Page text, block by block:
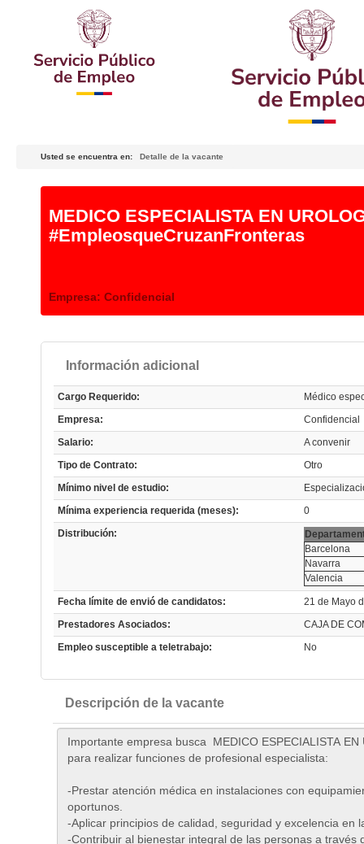
Usted se encuentra en: Detalle de la vacante
MEDICO ESPECIALISTA EN
#EmpleosqueCruzanFronteras
Empresa: Confidencial
Información adicional
Cargo Requerido:
Médico
Empresa:
Confidencial
Salario:
A convenir
Tipo de Contrato:
Otro
Mínimo nivel de estudio:
Mínima experiencia requerida (meses):
0
Distribución:
Barcelona
Navarra
Valencia
Fecha límite de envió de candidatos:
21 de Mayo
Prestadores Asociados:
CAJA DE
Empleo susceptible a teletrabajo:
No
Descripción de la vacante